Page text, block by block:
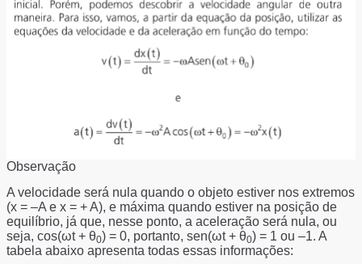
Observação
A velocidade será nula quando o objeto estiver nos extremos
(x = –A e x = + A), e máxima quando estiver na posição de
equilíbrio, já que, nesse ponto, a aceleração será nula, ou
seja, cos(ωt + θ0) = 0, portanto, sen(ωt + θ0) = 1 ou –1. A
tabela abaixo apresenta todas essas informações: